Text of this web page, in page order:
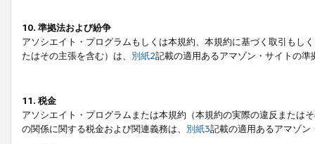
10. 準拠法および紛争
アソシエイト・プログラムもしくは本規約、本規約に基づく取引もし
たはその主張を含む）は、 別紙2記載の適用あるアマゾン・サイトの
11. 税金
アソシエイト・プログラムまたは本規約（本規約の実際の違反または
の関係に関する税金および関連義務は、 別紙3記載の適用あるアマゾン